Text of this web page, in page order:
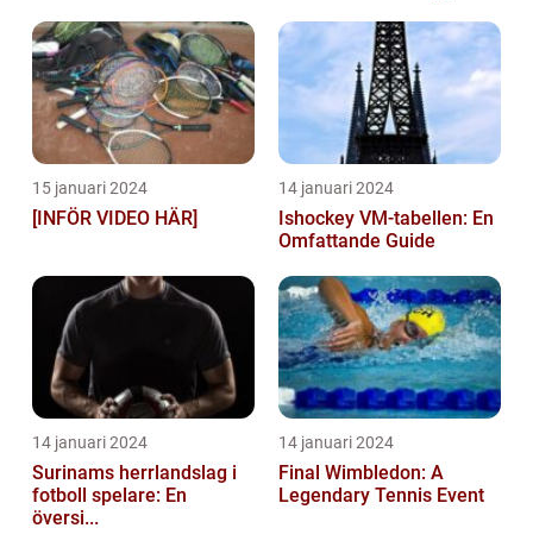
15 januari 2024
[INFÖR VIDEO HÄR]
14 januari 2024
Ishockey VM-tabellen: En
Omfattande Guide
14 januari 2024
Surinams herrlandslag i
fotboll spelare: En
översi...
14 januari 2024
Final Wimbledon: A
Legendary Tennis Event